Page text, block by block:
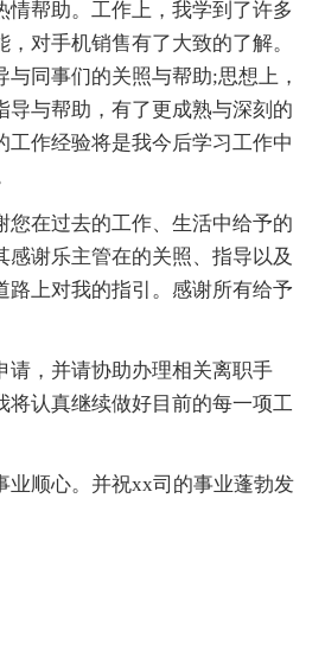
情帮助。工作上，我学到了许多
对手机销售有了大致的了解。
同事们的关照与帮助;思想上，
导与帮助，有了更成熟与深刻的
工作经验将是我今后学习工作中
在过去的工作、生活中给予的
感谢乐主管在的关照、指导以及
路上对我的指引。感谢所有给予
，并请协助办理相关离职手
将认真继续做好目前的每一项工
顺心。并祝xx司的事业蓬勃发